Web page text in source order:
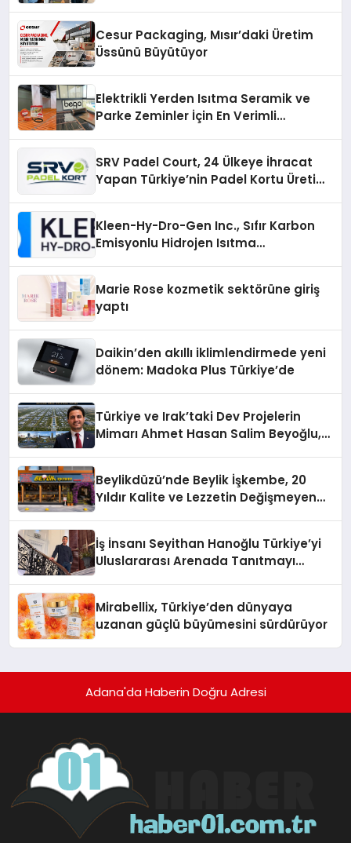
Cesur Packaging, Mısır’daki Üretim
Üssünü Büyütüyor
Elektrikli Yerden Isıtma Seramik ve
Parke Zeminler İçin En Verimli
SRV Padel Court, 24 Ülkeye İhracat
Yapan Türkiye’nin Padel Kortu Üretim
Kleen-Hy-Dro-Gen Inc., Sıfır Karbon
Emisyonlu Hidrojen Isıtma
Marie Rose kozmetik sektörüne giriş
yaptı
Daikin’den akıllı iklimlendirmede yeni
dönem: Madoka Plus Türkiye’de
Türkiye ve Irak’taki Dev Projelerin
Mimarı Ahmet Hasan Salim Beyoğlu,
Hayata Geçirecek
Beylikdüzü’nde Beylik İşkembe, 20
Yıldır Kalite ve Lezzetin Değişmeyen
İş İnsanı Seyithan Hanoğlu Türkiye’yi
Uluslararası Arenada Tanıtmayı
Mirabellix, Türkiye’den dünyaya
uzanan güçlü büyümesini sürdürüyor
Adana'da Haberin Doğru Adresi